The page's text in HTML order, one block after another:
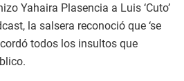
Yahaira Plasencia a Luis ‘Cuto’
la salsera reconoció que ‘se
todos los insultos que